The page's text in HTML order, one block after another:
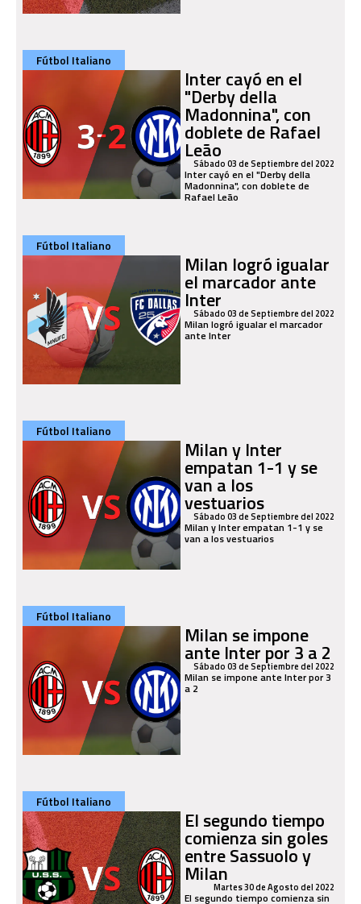
Fútbol Italiano
Inter cayó en el
"Derby della
Madonnina", con
doblete de Rafael
Leão
Sábado 03 de Septiembre del 2022
Inter cayó en el "Derby della
Madonnina", con doblete de
Rafael Leão
Fútbol Italiano
Milan logró igualar
el marcador ante
Inter
Sábado 03 de Septiembre del 2022
Milan logró igualar el marcador
ante Inter
Fútbol Italiano
Milan y Inter
empatan 1-1 y se
van a los
vestuarios
Sábado 03 de Septiembre del 2022
Milan y Inter empatan 1-1 y se
van a los vestuarios
Fútbol Italiano
Milan se impone
ante Inter por 3 a 2
Sábado 03 de Septiembre del 2022
Milan se impone ante Inter por 3
a 2
Fútbol Italiano
El segundo tiempo
comienza sin goles
entre Sassuolo y
MilanMartes 30 de Agosto del 2022
El segundo tiempo comienza sin